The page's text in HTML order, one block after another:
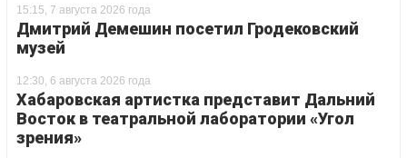
15:15, 7 августа 2026 года
Дмитрий Демешин посетил Гродековский
музей
12:30, 6 августа 2026 года
Хабаровская артистка представит Дальний
Восток в театральной лаборатории «Угол
зрения»